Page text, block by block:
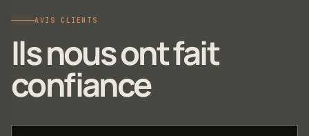
AVIS CLIENTS
Ils nous ont fait
confiance